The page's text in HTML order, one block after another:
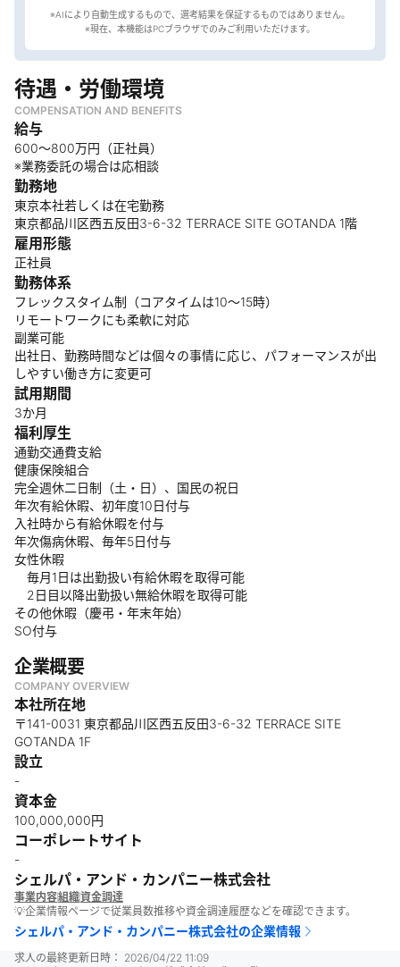
※AIにより自動生成するもので、選考結果を保証するものではありません。
待遇・労働環境
COMPENSATION AND BENEFITS
給与
600〜800万円（正社員）
※業務委託の場合は応相談
勤務地
東京本社若しくは在宅勤務
東京都品川区西五反田3-6-32 TERRACE SITE GOTANDA 1階
雇用形態
正社員
勤務体系
フレックスタイム制（コアタイムは10〜15時）
リモートワークにも柔軟に対応
副業可能
出社日、勤務時間などは個々の事情に応じ、パフォーマンスが出
しやすい働き方に変更可
試用期間
3か月
福利厚生
通勤交通費支給
健康保険組合
完全週休二日制（土・日）、国民の祝日
年次有給休暇、初年度10日付与
入社時から有給休暇を付与
年次傷病休暇、毎年5日付与
女性休暇
毎月1日は出勤扱い有給休暇を取得可能
2日目以降出勤扱い無給休暇を取得可能
その他休暇（慶弔・年末年始）
SO付与
企業概要
COMPANY OVERVIEW
本社所在地
〒141-0031 東京都品川区西五反田3-6-32 TERRACE SITE
GOTANDA 1F
設立
-
資本金
100,000,000円
コーポレートサイト
-
シェルパ・アンド・カンパニー株式会社
事業内容組織資金調達
💡企業情報ページで従業員数推移や資金調達履歴などを確認できます。
シェルパ・アンド・カンパニー株式会社の企業情報
求人の最終更新日時： 2026/04/22 11:09